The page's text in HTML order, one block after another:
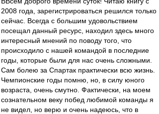
2008 года, зарегистрироваться решился только
сейчас. Всегда с большим удовольствием
посещал данный ресурс, находил здесь много
интересный мнений по поводу того, что
происходило с нашей командой в последние
годы, которые были для нас очень сложными.
Сам болею за Спартак практически всю жизнь.
Чемпионские годы помню, но, в силу юного
возраста, очень смутно. Фактически, на моем
сознательном веку побед любимой команды я
не видел, но верю и очень надеюсь, что в